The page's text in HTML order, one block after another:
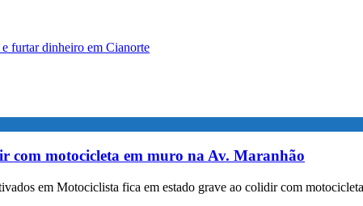
furtar dinheiro em Cianorte
com motocicleta em muro na Av. Maranhão
em Motociclista fica em estado grave ao colidir com